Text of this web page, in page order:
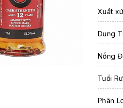
Xuất
Dung
Nồng
Tuổi
Phân